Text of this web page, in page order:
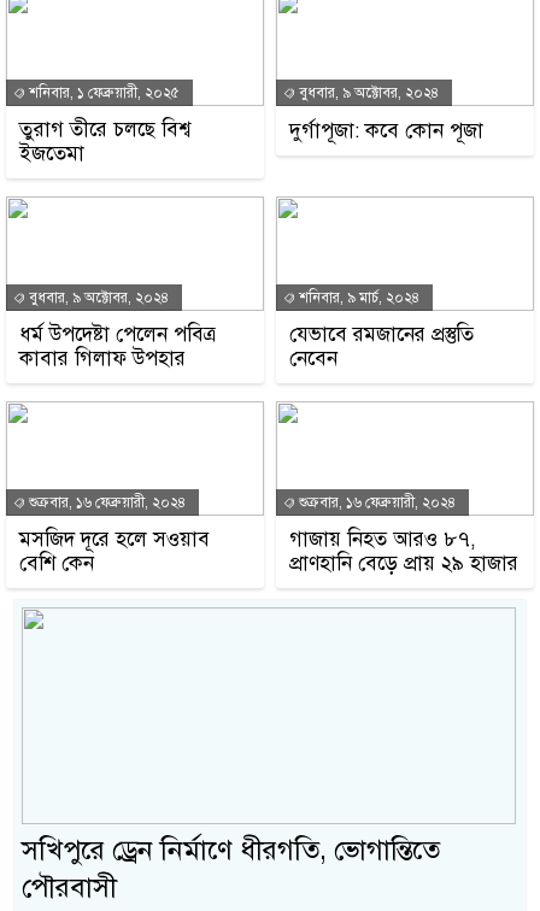
শনিবার, ১ ফেব্রুয়ারী, ২০২৫
তুরাগ তীরে চলছে বিশ্ব
ইজতেমা
বুধবার, ৯ অক্টোবর, ২০২৪
দুর্গাপূজা: কবে কোন পূজা
বুধবার, ৯ অক্টোবর, ২০২৪
ধর্ম উপদেষ্টা পেলেন পবিত্র
কাবার গিলাফ উপহার
শনিবার, ৯ মার্চ, ২০২৪
যেভাবে রমজানের প্রস্তুতি
নেবেন
শুক্রবার, ১৬ ফেব্রুয়ারী, ২০২৪
মসজিদ দূরে হলে সওয়াব
বেশি কেন
শুক্রবার, ১৬ ফেব্রুয়ারী, ২০২৪
গাজায় নিহত আরও ৮৭,
প্রাণহানি বেড়ে প্রায় ২৯ হাজার
সখিপুরে ড্রেন নির্মাণে ধীরগতি, ভোগান্তিতে
পৌরবাসী